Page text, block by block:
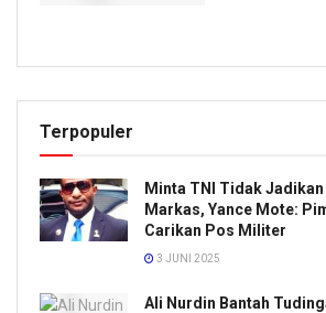
Terpopuler
Minta TNI Tidak
Markas, Yance Mote:
Carikan Pos Militer
3 JUNI 2025
Ali Nurdin Bantah